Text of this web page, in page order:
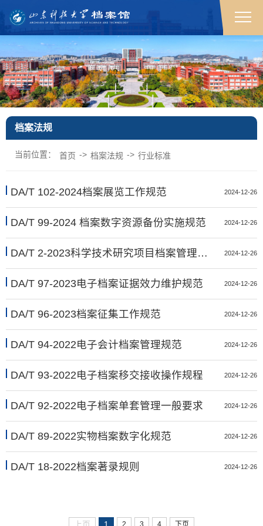
档案法规
档案法规
档案法规
档案法规
档案法规
档案法规
档案法规
档案法规
档案法规
档案法规
档案法规
档案法规
档案法规
档案法规
档案法规
档案法规
档案法规
档案法规
档案法规
档案法规
档案法规
档案法规
档案法规
档案法规
档案法规
档案法规
档案法规
档案法规
档案法规
档案法规
档案法规
档案法规
档案法规
档案法规
档案法规
档案法规
档案法规
档案法规
档案法规
档案法规
档案法规
档案法规
档案法规
档案法规
档案法规
档案法规
档案法规
档案法规
档案法规
档案法规
档案法规